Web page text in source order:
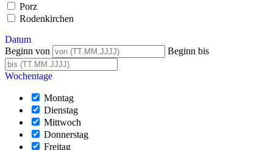
Porz
Rodenkirchen
Datum
Beginn von
Beginn bis
Wochentage
Montag
Dienstag
Mittwoch
Donnerstag
Freitag